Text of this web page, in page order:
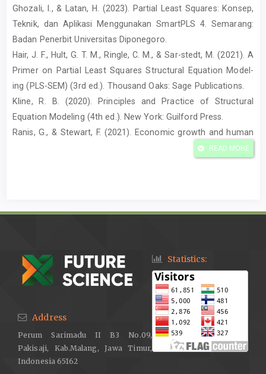
Ghozali, I., & Latan, H. (2023). Partial Least Squares: Konsep,
Teknik, dan Aplikasi Menggunakan SmartPLS 4. Semarang:
Badan Penerbit Universitas Diponegoro.
Hair, J. F., Hult, G. T. M., Ringle, C. M., & Sar-stedt, M. (2021). A
Primer on Partial Least Squares Structural Equation Model-
ing (PLS-SEM) (3rd ed.). Thousand Oaks: Sage Publications.
Kline, R. B. (2020). Principles and Practice of Structural
Equation Modeling (4th ed.). New York: Guilford Press.
Ranis, G., & Stewart, F. (2021). Economic growth and human
development: Updat-ed perspectives. World Development,
Todaro, M. P., & Smith, S. C. (2020). Eco-nomic Development
Development Report 2022. New York: UNDP.
World Bank. (2020). Border Area Devel-opment and Regional
Economic Growth. Washington, DC: World Bank.
World Bank. (2021). Indonesia Economic Pro-spects:
Boosting the Recovery. Washing-ton, DC: World Bank.
READ MORE
Statistics:
Address
Perum Sarimadu II B3 No.09,
Pakisaji, Kab.Malang, Jawa Timur,
Indonesia 65162